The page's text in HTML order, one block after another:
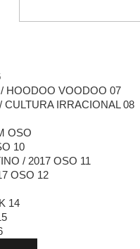
HOODOO VOODOO 07
IRRACIONAL 08
OSO
10
/ 2017 OSO 11
OSO 12
14